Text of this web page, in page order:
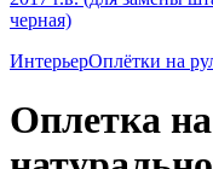
ИнтерьерОплётки на
Оплетка